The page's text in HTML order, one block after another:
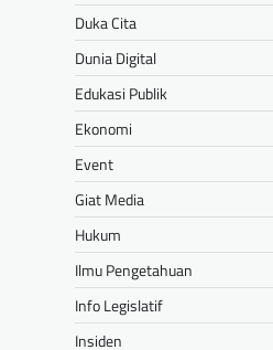
Duka Cita
Dunia Digital
Edukasi Publik
Ekonomi
Event
Giat Media
Hukum
Ilmu Pengetahuan
Info Legislatif
Insiden